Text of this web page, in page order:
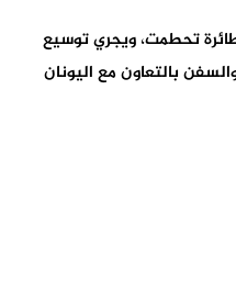
تحطمت، ويجري توسيع
بالتعاون مع اليونان